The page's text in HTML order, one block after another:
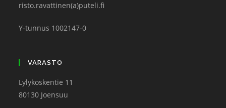
risto.ravattinen(a)puteli.fi
Y-tunnus 1002147-0
VARASTO
Lylykoskentie 11
80130 Joensuu